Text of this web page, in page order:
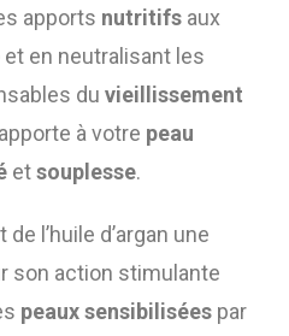
apports nutritifs aux
et en neutralisant les
duvieillissement
apporte à votre peau
etsouplesse.
l’huile d’argan une
son action stimulante
peaux sensibilisées par